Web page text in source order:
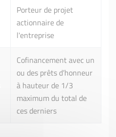
Porteur de projet
actionnaire de
l'entreprise
Cofinancement avec un
ou des prêts d’honneur
à hauteur de 1/3
maximum du total de
ces derniers